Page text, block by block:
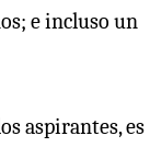
e incluso un
aspirantes, es